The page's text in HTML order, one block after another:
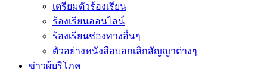
เตรียมตัวร้องเรียน
ร้องเรียนออนไลน์
ร้องเรียนช่องทางอื่นๆ
ตัวอย่างหนังสือบอกเลิกสัญญาต่างๆ
ข่าวผู้บริโภค